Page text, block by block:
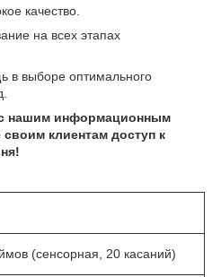
качество.
на всех этапах
в выборе оптимального
нашим информационным
клиентам доступ к
(сенсорная, 20 касаний)